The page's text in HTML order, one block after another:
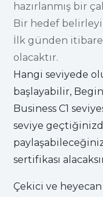
hazırlanmış bir
Bir hedef
İlk günden
olacaktır.
Hangi seviyede
başlayabilir,
Business C1
seviye
sertifikası
Çekici ve